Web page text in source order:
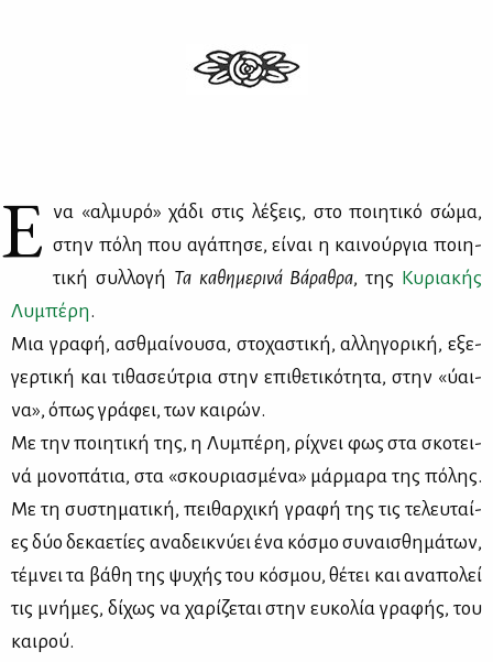
Έ να «αλ­μυ­ρό» χά­δι στις λέ­ξεις, στο ποι­η­τι­κό σώ­μα,
στην πό­λη που αγά­πη­σε, εί­ναι η και­νούρ­για ποι­η­
τι­κή συλ­λο­γή Τα κα­θη­με­ρι­νά Βά­ρα­θρα, της Κυ­ρια­κής
Λυ­μπέ­ρη.
Μια γρα­φή, ασθμαί­νου­σα, στο­χα­στι­κή, αλ­λη­γο­ρι­κή, εξε­
γερ­τι­κή και τι­θα­σεύ­τρια στην επι­θε­τι­κό­τη­τα, στην «ύαι­
να», όπως γρά­φει, των και­ρών.
Με την ποι­η­τι­κή της, η Λυ­μπέ­ρη, ρί­χνει φως στα σκο­τει­
νά μο­νο­πά­τια, στα «σκου­ρια­σμέ­να» μάρ­μα­ρα της πό­λης.
Με τη συ­στη­μα­τι­κή, πει­θαρ­χι­κή γρα­φή της τις τε­λευ­ταί­
ες δύο δε­κα­ε­τί­ες ανα­δει­κνύ­ει ένα κό­σμο συ­ναι­σθη­μά­των,
τέ­μνει τα βά­θη της ψυ­χής του κό­σμου, θέ­τει και ανα­πο­λεί
τις μνή­μες, δί­χως να χα­ρί­ζε­ται στην ευ­κο­λία γρα­φής, του
και­ρού.